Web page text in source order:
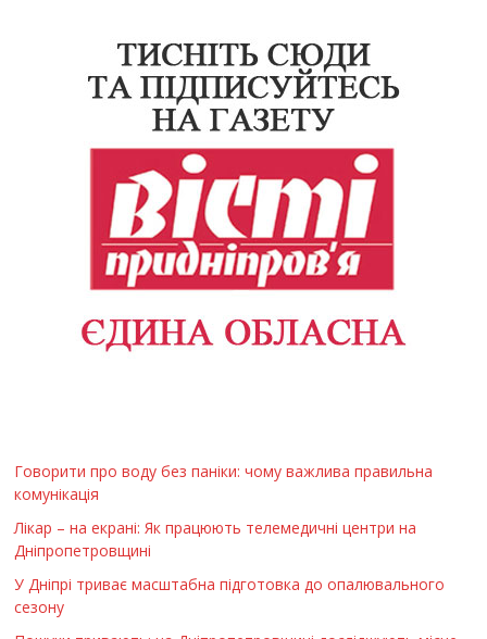
Говорити про воду без паніки: чому важлива правильна
комунікація
Лікар – на екрані: Як працюють телемедичні центри на
Дніпропетровщині
У Дніпрі триває масштабна підготовка до опалювального
сезону